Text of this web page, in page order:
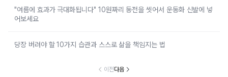
"여름에 효과가 극대화됩니다" 10원짜리 동전을 씻어서 운동화 신발에 넣
어보세요
당장 버려야 할 10가지 습관과 스스로 삶을 책임지는 법
이전다음